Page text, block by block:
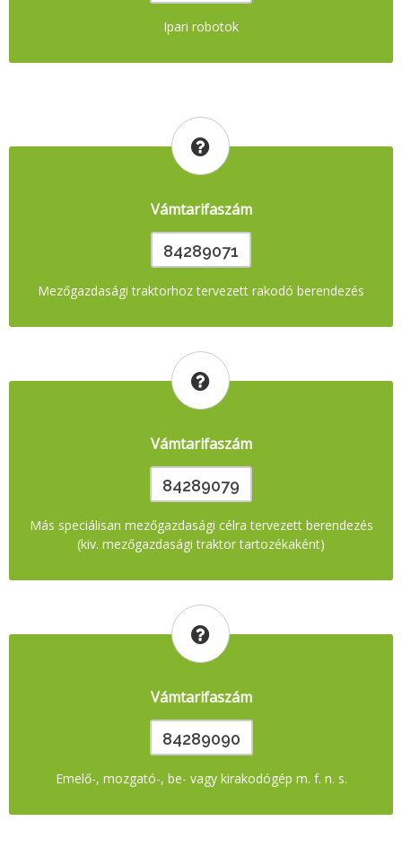
Ipari robotok
Vámtarifaszám
84289071
Mezőgazdasági traktorhoz tervezett rakodó berendezés
Vámtarifaszám
84289079
Más speciálisan mezőgazdasági célra tervezett berendezés
(kiv. mezőgazdasági traktor tartozékaként)
Vámtarifaszám
84289090
Emelő-, mozgató-, be- vagy kirakodógép m. f. n. s.